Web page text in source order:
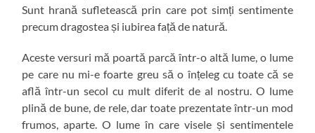
Sunt hrană sufletească prin care pot simți sentimente
precum dragostea și iubirea față de natură.
Aceste versuri mă poartă parcă într-o altă lume, o lume
pe care nu mi-e foarte greu să o înțeleg cu toate că se
află într-un secol cu mult diferit de al nostru. O lume
plină de bune, de rele, dar toate prezentate într-un mod
frumos, aparte. O lume în care visele și sentimentele